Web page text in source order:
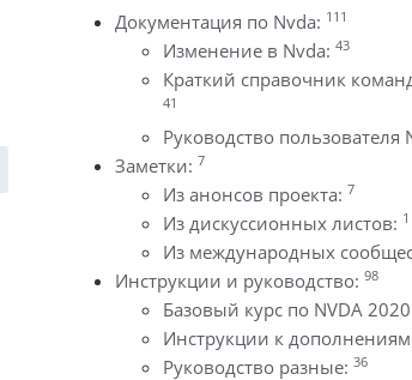
Документация по Nvda: 111
Изменение в Nvda: 43
Краткий справочник
41
Руководство пользователя
Заметки: 7
Из анонсов проекта: 7
Из дискуссионных листов: 1
Из международных
Инструкции и руководство: 98
Базовый курс по NVDA
Инструкции к
Руководство разные: 36